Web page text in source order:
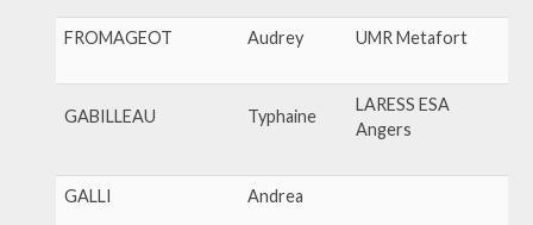
FROMAGEOT Audrey UMR Metafort
GABILLEAU Typhaine
LARESS ESA
Angers
GALLI Andrea